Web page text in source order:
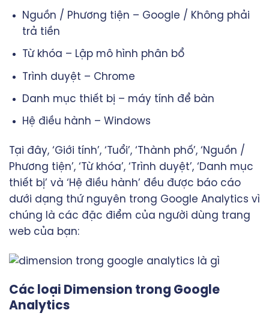
Nguồn / Phương tiện – Google / Không phải
trả tiền
Từ khóa – Lập mô hình phân bổ
Trình duyệt – Chrome
Danh mục thiết bị – máy tính để bàn
Hệ điều hành – Windows
Tại đây, ‘Giới tính’, ‘Tuổi’, ‘Thành phố’, ‘Nguồn /
Phương tiện’, ‘Từ khóa’, ‘Trình duyệt’, ‘Danh mục
thiết bị’ và ‘Hệ điều hành’ đều được báo cáo
dưới dạng thứ nguyên trong Google Analytics vì
chúng là các đặc điểm của người dùng trang
web của bạn:
Các loại Dimension trong Google
Analytics